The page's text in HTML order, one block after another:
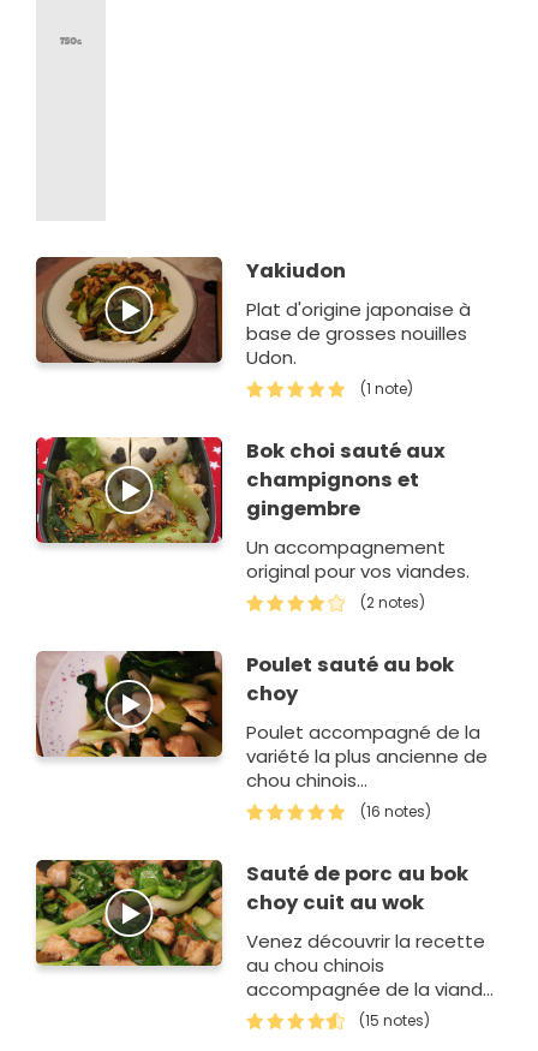
Yakiudon
Plat d'origine japonaise à
base de grosses nouilles
Udon.
(1 note)
Bok choi sauté aux
champignons et
gingembre
Un accompagnement
original pour vos viandes.
(2 notes)
Poulet sauté au bok
choy
Poulet accompagné de la
variété la plus ancienne de
chou chinois...
(16 notes)
Sauté de porc au bok
choy cuit au wok
Venez découvrir la recette
au chou chinois
accompagnée de la viande
de porc, cuite au wok et
simple de préparation !
(15 notes)